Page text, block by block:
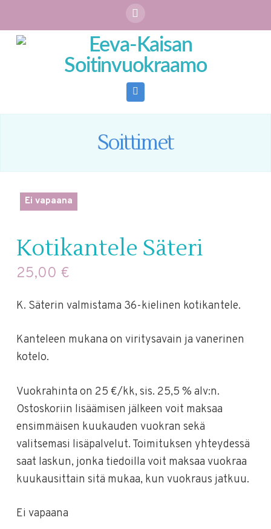
Soittimet
Ei vapaana
Kotikantele Säteri
25,00 €
K. Säterin valmistama 36-kielinen kotikantele.
Kanteleen mukana on viritysavain ja vanerinen
kotelo.
Vuokrahinta on 25 €/kk, sis. 25,5 % alv:n.
Ostoskoriin lisäämisen jälkeen voit maksaa
ensimmäisen kuukauden vuokran sekä
valitsemasi lisäpalvelut. Toimituksen yhteydessä
saat laskun, jonka tiedoilla voit maksaa vuokraa
kuukausittain sitä mukaa, kun vuokraus jatkuu.
Ei vapaana